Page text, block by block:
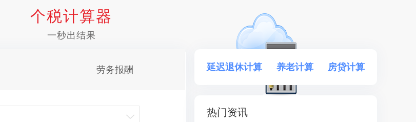
个税计算器
一秒出结果
劳务报酬 延迟退休计算 养老计算 房贷计算
热门资讯